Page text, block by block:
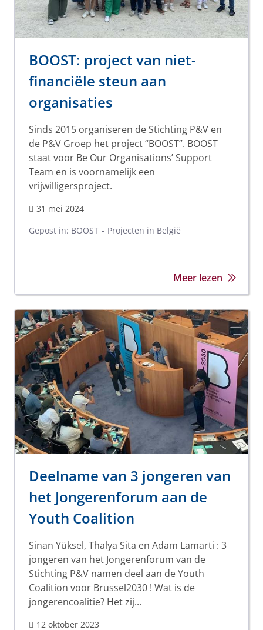
BOOST: project van niet-
financiële steun aan
organisaties
Sinds 2015 organiseren de Stichting P&V en
de P&V Groep het project “BOOST”. BOOST
staat voor Be Our Organisations’ Support
Team en is voornamelijk een
vrijwilligersproject.
31 mei 2024
Gepost in: BOOST Projecten in België
Meer lezen
Deelname van 3 jongeren van
het Jongerenforum aan de
Youth Coalition
Sinan Yüksel, Thalya Sita en Adam Lamarti : 3
jongeren van het Jongerenforum van de
Stichting P&V namen deel aan de Youth
Coalition voor Brussel2030 ! Wat is de
jongerencoalitie? Het zij...
12 oktober 2023